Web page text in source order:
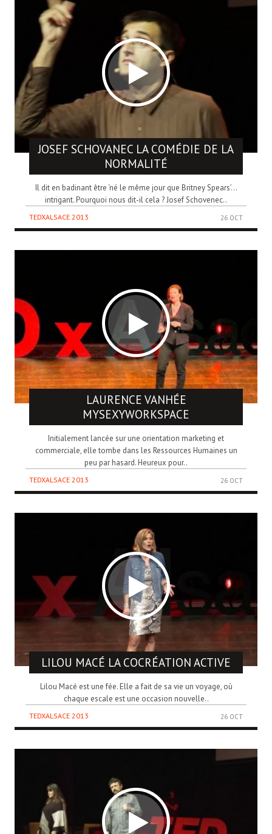
JOSEF SCHOVANEC LA COMÉDIE DE LA
NORMALITÉ
Il dit en badinant être ‘né le même jour que Britney Spears’…
intrigant. Pourquoi nous dit-il cela ? Josef Schovenec..
TEDXALSACE 2013 26 OCT
LAURENCE VANHÉE
MYSEXYWORKSPACE
Initialement lancée sur une orientation marketing et
commerciale, elle tombe dans les Ressources Humaines un
peu par hasard. Heureux pour..
TEDXALSACE 2013 26 OCT
LILOU MACÉ LA COCRÉATION ACTIVE
Lilou Macé est une fée. Elle a fait de sa vie un voyage, où
chaque escale est une occasion nouvelle..
TEDXALSACE 2013 26 OCT